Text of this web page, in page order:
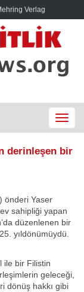
Verlag
Toggle
derinleşen bir
önderi Yaser
sahipliği yapan
düzenlenen bir
yıldönümüydü.
ile bir Filistin
geleceği,
dönüş hakkı gibi